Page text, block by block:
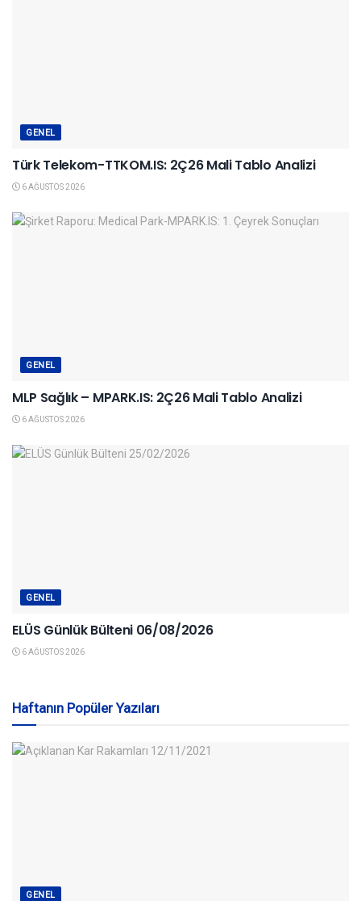
GENEL
Türk Telekom-TTKOM.IS: 2Ç26 Mali Tablo Analizi
6 AĞUSTOS 2026
GENEL
MLP Sağlık – MPARK.IS: 2Ç26 Mali Tablo Analizi
6 AĞUSTOS 2026
GENEL
ELÜS Günlük Bülteni 06/08/2026
6 AĞUSTOS 2026
Haftanın Popüler Yazıları
GENEL